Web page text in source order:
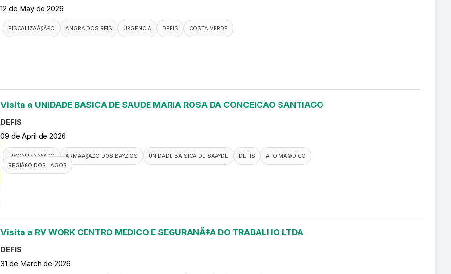
12 de May de 2026
FISCALIZAÃ§Ã£O ANGRA DOS REIS URGENCIA DEFIS COSTA VERDE
Visita a UNIDADE BASICA DE SAUDE MARIA ROSA DA CONCEICAO SANTIAGO
DEFIS
09 de April de 2026
FISCALIZAÃ§Ã£O ARMAÃ§Ã£O DOS BÃºZIOS UNIDADE BÃ¡SICA DE SAÃºDE DEFIS
ATO MÃ©DICO
REGIÃ£O DOS LAGOS
Visita a RV WORK CENTRO MEDICO E SEGURANÃ‡A DO TRABALHO LTDA
DEFIS
31 de March de 2026